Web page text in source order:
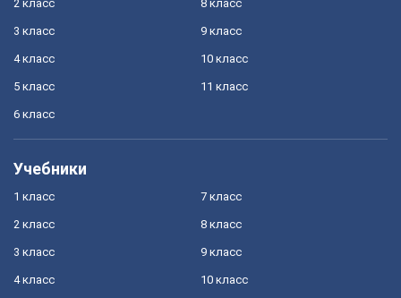
2 класс
3 класс
4 класс
5 класс
6 класс
8 класс
9 класс
10 класс
11 класс
Учебники
1 класс
2 класс
3 класс
4 класс
7 класс
8 класс
9 класс
10 класс